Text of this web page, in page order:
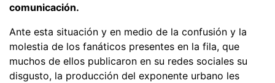
comunicación.
Ante esta situación y en medio de la confusión y la
molestia de los fanáticos presentes en la fila, que
muchos de ellos publicaron en su redes sociales su
disgusto, la producción del exponente urbano les